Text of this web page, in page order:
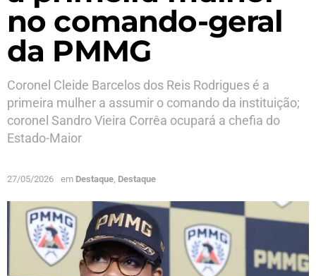
no comando-geral
da PMMG
Coronel Cleide Barcelos dos Reis Rodrigues é a
primeira mulher a assumir o comando da instituição;
coronel Sandro Vieira Corrêa ocupará a chefia do
Estado-Maior
27/05/2026 em Destaque, Destaque